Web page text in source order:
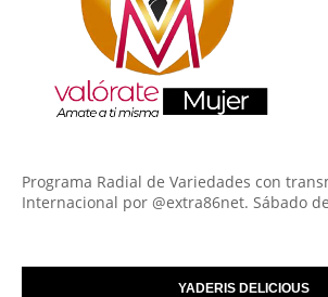
Programa Radial de Variedades con
Internacional por @extra86net. Sábado
YADERIS DELICIOUS